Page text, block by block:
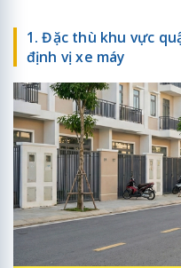
1. Đặc thù khu vực
định vị xe máy